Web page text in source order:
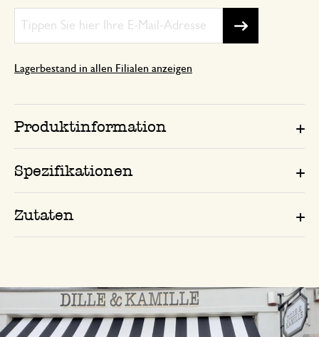
Lagerbestand in allen Filialen anzeigen
Produktinformation
Spezifikationen
Zutaten